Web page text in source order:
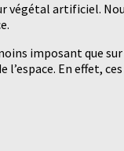
végétal artificiel.
imposant que
En effet, ces